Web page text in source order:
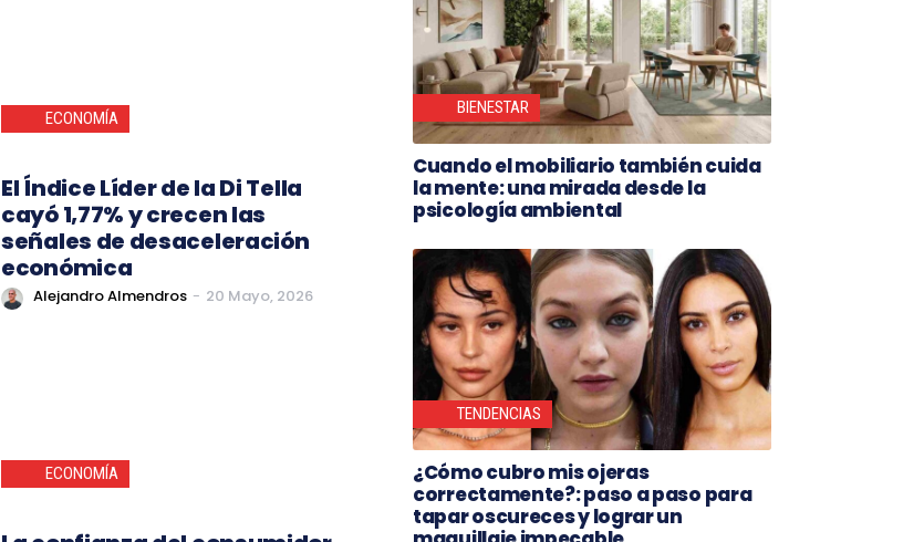
ECONOMÍA
El Índice Líder de la Di Tella
cayó 1,77% y crecen las
señales de desaceleración
económica
Alejandro Almendros - 20 Mayo, 2026
ECONOMÍA
BIENESTAR
Cuando el mobiliario también cuida
la mente: una mirada desde la
psicología ambiental
TENDENCIAS
¿Cómo cubro mis ojeras
correctamente?: paso a paso para
tapar oscureces y lograr un